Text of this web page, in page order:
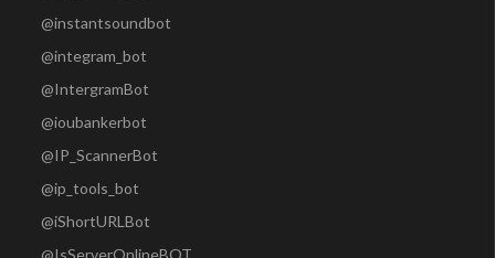
@instantsoundbot
@integram_bot
@IntergramBot
@ioubankerbot
@IP_ScannerBot
@ip_tools_bot
@iShortURLBot
@IsServerOnlineBOT